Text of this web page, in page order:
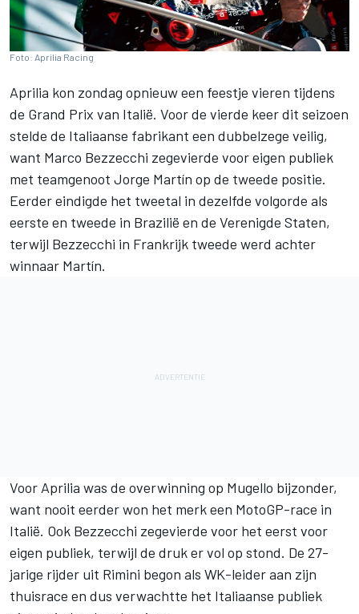
Foto: Aprilia Racing
Aprilia kon zondag opnieuw een feestje vieren tijdens
de Grand Prix van Italië. Voor de vierde keer dit seizoen
stelde de Italiaanse fabrikant een dubbelzege veilig,
want Marco Bezzecchi zegevierde voor eigen publiek
met teamgenoot Jorge Martín op de tweede positie.
Eerder eindigde het tweetal in dezelfde volgorde als
eerste en tweede in Brazilië en de Verenigde Staten,
terwijl Bezzecchi in Frankrijk tweede werd achter
winnaar Martín.
Voor Aprilia was de overwinning op Mugello bijzonder,
want nooit eerder won het merk een MotoGP-race in
Italië. Ook Bezzecchi zegevierde voor het eerst voor
eigen publiek, terwijl de druk er vol op stond. De 27-
jarige rijder uit Rimini begon als WK-leider aan zijn
thuisrace en dus verwachtte het Italiaanse publiek